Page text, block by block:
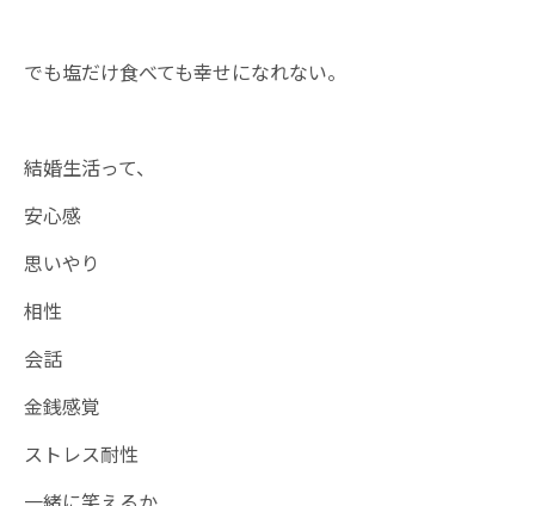
でも塩だけ食べても幸せになれない。
結婚生活って、
安心感
思いやり
相性
会話
金銭感覚
ストレス耐性